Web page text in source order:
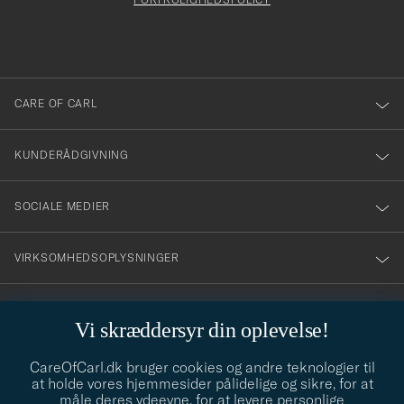
Vi skræddersyr din oplevelse!
CareOfCarl.dk bruger cookies og andre teknologier til
at holde vores hjemmesider pålidelige og sikre, for at
måle deres ydeevne, for at levere personlige
dig
till
vårt
nyhetsbrev!
CARE OF CARL
KUNDERÅDGIVNING
SOCIALE MEDIER
VIRKSOMHEDSOPLYSNINGER
info@careofcarl.dk
Behøver du hjælp til at finde din stil? Lad os hjælpe dig, vi hjælper
gerne til!